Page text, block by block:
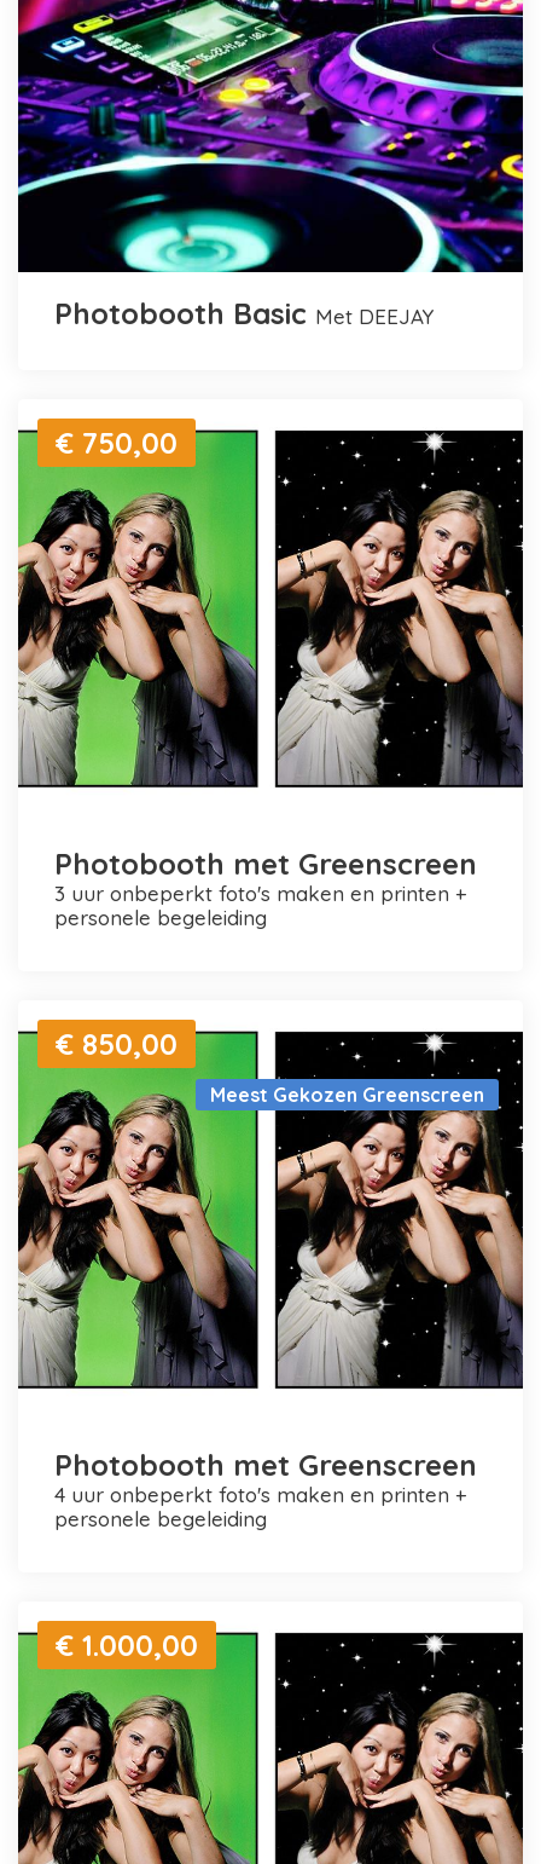
Photobooth Basic met DEEJAY
€ 750,00
Photobooth met Greenscreen
3 uur onbeperkt foto's maken en printen +
personele begeleiding
Meest Gekozen Greenscreen
€ 850,00
Photobooth met Greenscreen
4 uur onbeperkt foto's maken en printen +
personele begeleiding
€ 1.000,00